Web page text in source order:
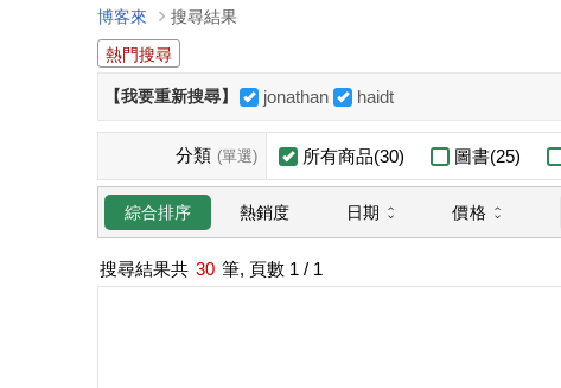
博客來
搜尋結果
熱門搜尋
【我要重新搜尋】 jonathan haidt
分類 (單選) 所有商品(30) 圖書(25)
綜合排序 熱銷度 日期 價格
搜尋結果共 30 筆, 頁數 1 / 1